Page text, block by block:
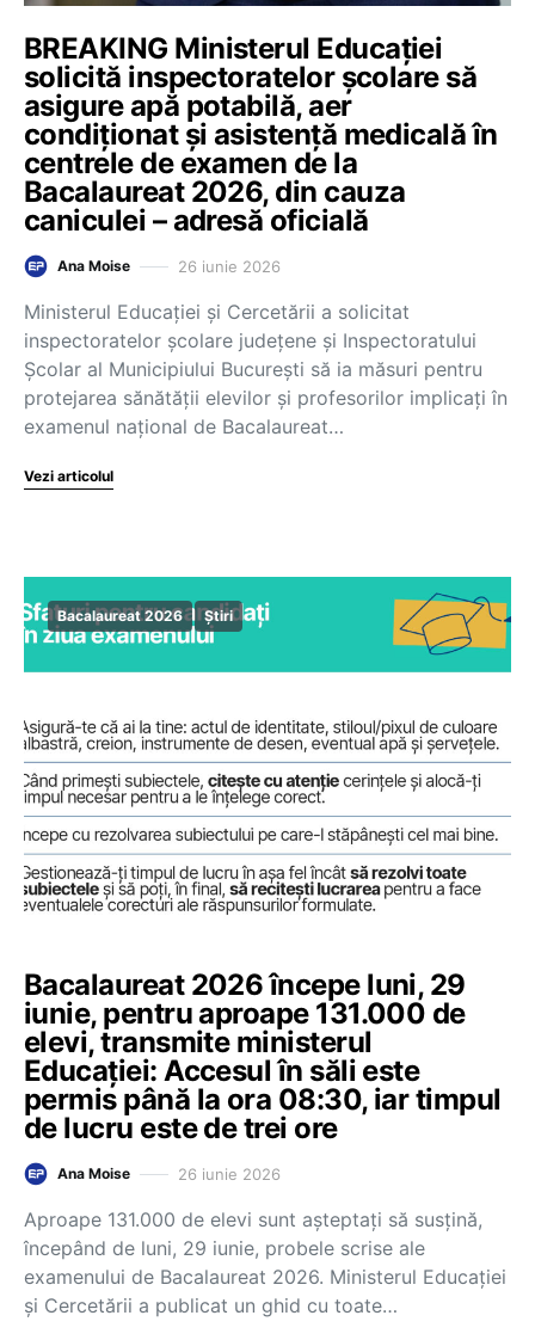
BREAKING Ministerul Educației
solicită inspectoratelor școlare să
asigure apă potabilă, aer
condiționat și asistență medicală în
centrele de examen de la
Bacalaureat 2026, din cauza
caniculei – adresă oficială
Ana Moise 26 iunie 2026
Ministerul Educației și Cercetării a solicitat
inspectoratelor școlare județene și Inspectoratului
Școlar al Municipiului București să ia măsuri pentru
protejarea sănătății elevilor și profesorilor implicați în
examenul național de Bacalaureat…
Vezi articolul
Bacalaureat 2026 Știri
Bacalaureat 2026 începe luni, 29
iunie, pentru aproape 131.000 de
elevi, transmite ministerul
Educației: Accesul în săli este
permis până la ora 08:30, iar timpul
de lucru este de trei ore
Ana Moise 26 iunie 2026
Aproape 131.000 de elevi sunt așteptați să susțină,
începând de luni, 29 iunie, probele scrise ale
examenului de Bacalaureat 2026. Ministerul Educației
și Cercetării a publicat un ghid cu toate…